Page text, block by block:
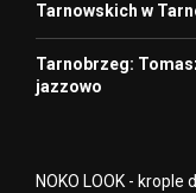
Tarnowskich w
Tarnobrzeg:
jazzowo
NOKO LOOK - krople